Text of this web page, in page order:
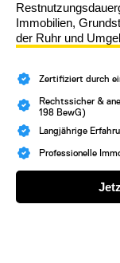
Immobilien,
der Ruhr und
Zertifiziert durch
Rechtssicher &
198 BewG)
Langjährige
Professionelle